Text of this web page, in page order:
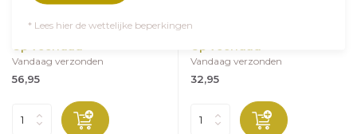
Wat zal jouw kleintje h...
Vandaag verzonden
56,95
Dit superleuke badjasje...
Vandaag verzonden
32,95
* Lees hier de wettelijke beperkingen